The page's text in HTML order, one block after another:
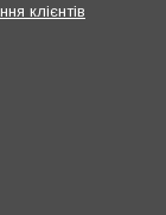
клієнтів